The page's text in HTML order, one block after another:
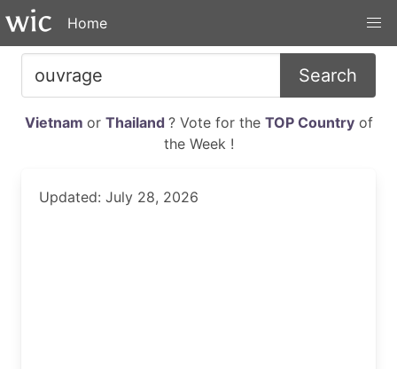
Home
Search
Vietnam or Thailand ? Vote for the TOP Countryof
the Week !
Updated: July 28, 2026